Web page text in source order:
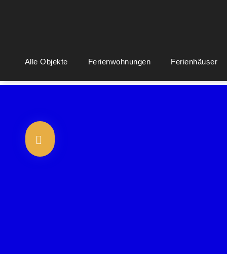
Alle Objekte Ferienwohnungen Ferienhäuser